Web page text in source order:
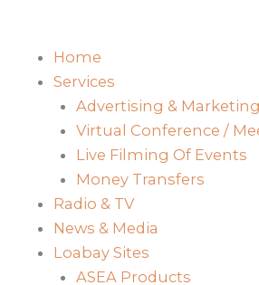
Home
Services
Advertising &
Virtual Conference /
Live Filming Of Events
Money Transfers
Radio & TV
News & Media
Loabay Sites
ASEA Products